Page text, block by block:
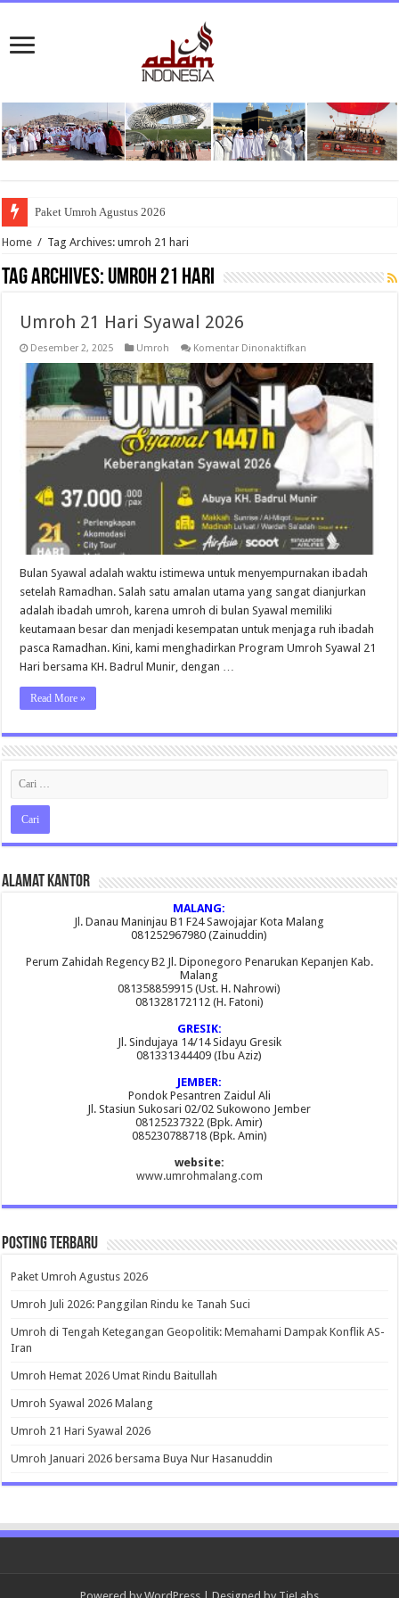
Paket Umroh Agustus 2026
Home / Tag Archives: umroh 21 hari
Tag Archives: umroh 21 hari
Umroh 21 Hari Syawal 2026
Desember 2, 2025 Umroh Komentar Dinonaktifkan
21
Hari
Syawal
2026
Bulan Syawal adalah waktu istimewa untuk menyempurnakan ibadah
setelah Ramadhan. Salah satu amalan utama yang sangat dianjurkan
adalah ibadah umroh, karena umroh di bulan Syawal memiliki
keutamaan besar dan menjadi kesempatan untuk menjaga ruh ibadah
pasca Ramadhan. Kini, kami menghadirkan Program Umroh Syawal 21
Hari bersama KH. Badrul Munir, dengan …
Read More »
Alamat Kantor
MALANG:
Jl. Danau Maninjau B1 F24 Sawojajar Kota Malang
081252967980 (Zainuddin)
Perum Zahidah Regency B2 Jl. Diponegoro Penarukan Kepanjen Kab.
Malang
081358859915 (Ust. H. Nahrowi)
081328172112 (H. Fatoni)
GRESIK:
Jl. Sindujaya 14/14 Sidayu Gresik
081331344409 (Ibu Aziz)
JEMBER:
Pondok Pesantren Zaidul Ali
Jl. Stasiun Sukosari 02/02 Sukowono Jember
08125237322 (Bpk. Amir)
085230788718 (Bpk. Amin)
website:
www.umrohmalang.com
Posting Terbaru
Paket Umroh Agustus 2026
Umroh Juli 2026: Panggilan Rindu ke Tanah Suci
Umroh di Tengah Ketegangan Geopolitik: Memahami Dampak Konflik AS-
Iran
Umroh Hemat 2026 Umat Rindu Baitullah
Umroh Syawal 2026 Malang
Umroh 21 Hari Syawal 2026
Umroh Januari 2026 bersama Buya Nur Hasanuddin
Powered by WordPress | Designed by TieLabs